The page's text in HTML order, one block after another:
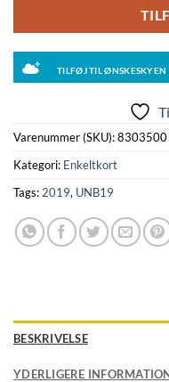
TILFØJ TIL ØNSKESKYEN
Varenummer (SKU):8303500
Kategori: Enkeltkort
Tags: 2019, UNB19
BESKRIVELSE
YDERLIGERE